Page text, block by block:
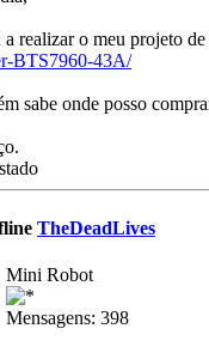
a realizar o meu projeto
BTS7960-43A/
sabe onde posso
TheDeadLives
Mini Robot
Mensagens: 398